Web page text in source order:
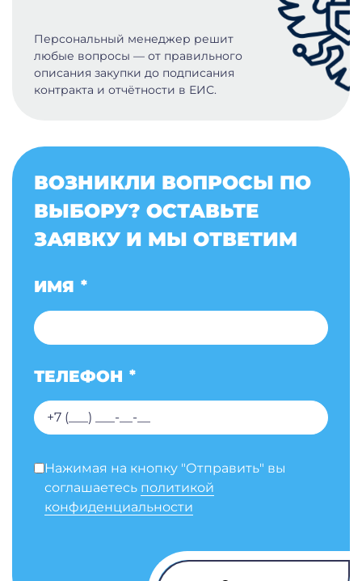
Персональный менеджер решит
любые вопросы — от правильного
описания закупки до подписания
контракта и отчётности в ЕИС.
ВОЗНИКЛИ ВОПРОСЫ ПО
ВЫБОРУ? ОСТАВЬТЕ
ЗАЯВКУ И МЫ ОТВЕТИМ
ИМЯ *
ТЕЛЕФОН *
Нажимая на кнопку "Отправить" вы
соглашаетесь политикой
конфиденциальности